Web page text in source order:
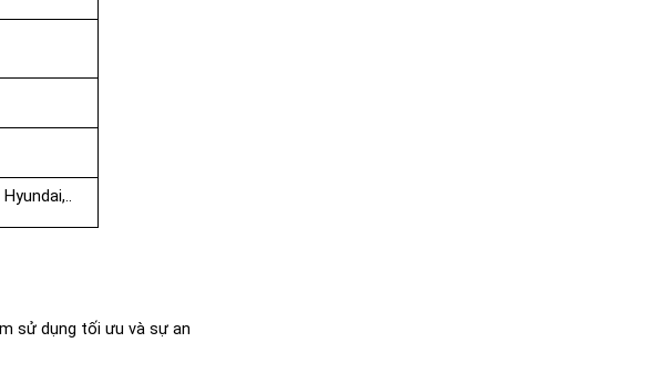
sử dụng tối ưu và sự an